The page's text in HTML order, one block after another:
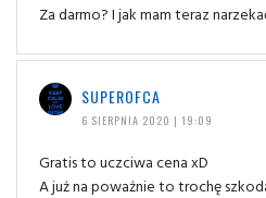
Za darmo? I jak mam teraz
SUPEROFCA
6 SIERPNIA 2020 | 19:09
Gratis to uczciwa cena xD
A już na poważnie to trochę